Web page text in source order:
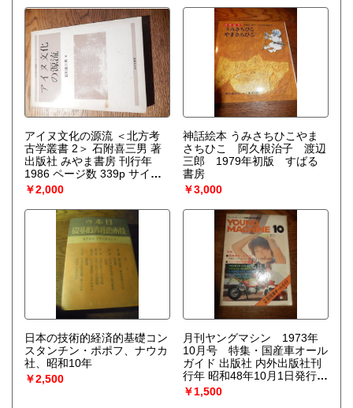
年、ノーベル化学賞を受賞したプリゴジンの、グランスドル
フとの共著による初期の著作。開放系に現れる構造の問題
を、非平衡熱力学の立場から、物理学、化学、生物学につい
て、統一的な観点からの説明を試みる。
アイヌ文化の源流 ＜北方考
古学叢書 2＞ 石附喜三男 著
出版社 みやま書房 刊行年
1986 ページ数 339p サイズ
21cm
￥2,000
神話絵本 うみさちひこやま
さちひこ 阿久根治子 渡辺
三郎 1979年初版 すばる
書房
￥3,000
日本の技術的経済的基礎コン
スタンチン・ポポフ、ナウカ
社、昭和10年
￥2,500
月刊ヤングマシン 1973年
10月号 特集・国産車オール
ガイド 出版社 内外出版社刊
行年 昭和48年10月1日発行ペ
ージ数 202頁サイズ タテ255
ミリ×ヨコ180ミリ
￥1,500